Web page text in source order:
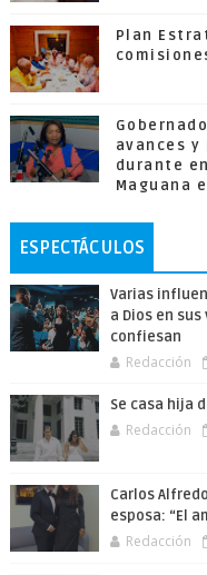
Plan
avances y
durante
Maguana
ESPECTÁCULOS
Varias
a Dios en
confiesan
Redacción
Se casa hija
Redacción
Carlos
esposa: “El
Redacción